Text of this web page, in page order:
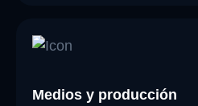
Medios y producción